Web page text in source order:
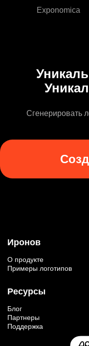
Exponomica
Сгенерировать
Иронов
О продукте
Примеры логотипов
Ресурсы
Блог
Партнеры
Поддержка